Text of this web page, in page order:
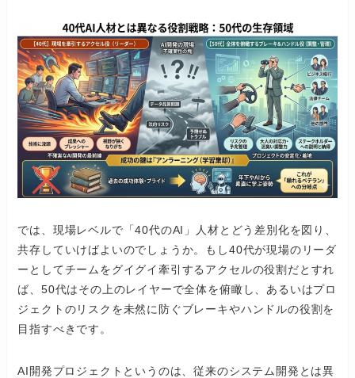
では、現場レベルで「40代のAI」人材とどう差別化を図り、
共存していけばよいのでしょうか。もし40代が現場のリーダ
ーとしてチームをグイグイ牽引するアクセルの役割だとすれ
ば、50代はその上のレイヤーで全体を俯瞰し、あるいはプロ
ジェクトのリスクを未然に防ぐブレーキやハンドルの役割を
目指すべきです。
AI開発プロジェクトというのは、従来のシステム開発とは異